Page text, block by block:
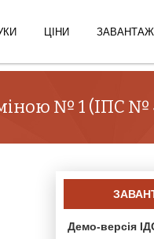
ЦІНИ
№ 1 (ІПС №
Демо-версія